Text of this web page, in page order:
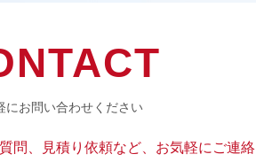
にお問い合わせください
問、見積り依頼など、お気軽にご連絡